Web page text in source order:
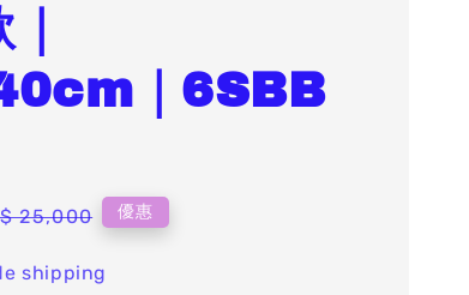
｜6SBB
25,000 優惠
shipping